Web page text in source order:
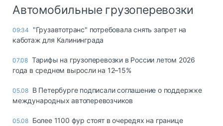
Автомобильные грузоперевозки
09:34
"Грузавтотранс" потребовала снять запрет на
каботаж для Калининграда
07.08 Тарифы на грузоперевозки в России летом 2026
года в среднем выросли на 12–15%
05.08 В Петербурге подписали соглашение о поддержке
международных автоперевозчиков
05.08 Более 1100 фур стоят в очередях на границе